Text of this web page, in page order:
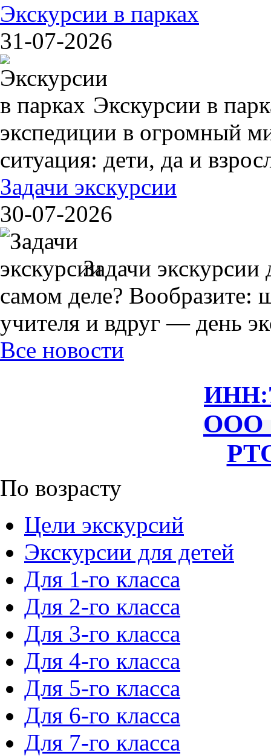
Экскурсии в парках
31-07-2026
Экскурсии в
экспедиции в огромный
ситуация: дети, да и
Задачи экскурсии
30-07-2026
Задачи
самом деле? Вообразите:
учителя и вдруг — день
Все новости
ИНН:
ООО
По возрасту
Цели экскурсий
Экскурсии для детей
Для 1-го класса
Для 2-го класса
Для 3-го класса
Для 4-го класса
Для 5-го класса
Для 6-го класса
Для 7-го класса